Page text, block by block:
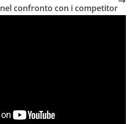
nel confronto con i competitor